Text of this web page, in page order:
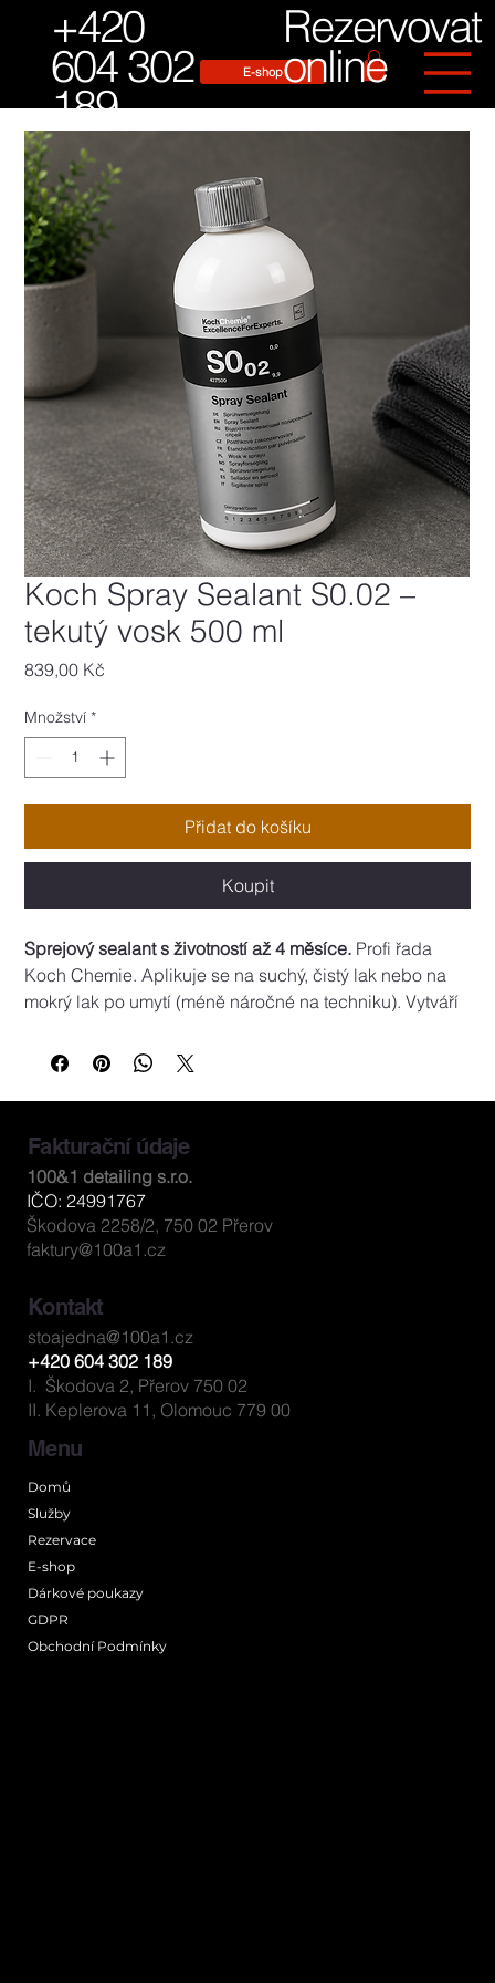
E-shop
+420
604 302
189
Rezervovat
online
Koch Spray Sealant S0.02 –
tekutý vosk 500 ml
839,00 Kč
Množství *
Přidat do košíku
Koupit
Sprejový sealant s životností až 4 měsíce. Profi řada
Koch Chemie. Aplikuje se na suchý, čistý lak nebo na
mokrý lak po umytí (méně náročné na techniku). Vytváří
dešťům a ptačímu trusu.
Postup (mokrá cesta): Po umytí nastříkat na mokrý lak,
opláchnout, vysušit.
umytý lak nastříkat, rozetřít mikrovláknem do ztracena,
doleštit suchým mikrovláknem.
Obsah / velikost: 500 ml
Menu
Domů
Služby
Rezervace
E-shop
Dárkové poukazy
GDPR
Obchodní Podmínky
Fakturační údaje
100&1 detailing s.r.o.
IČO: 24991767
Škodova 2258/2, 750 02 Přerov
faktury@100a1.cz
Kontakt
stoajedna@100a1.cz
+420 604 302 189
I. Škodova 2, Přerov 750 02
II. Keplerova 11, Olomouc 779 00